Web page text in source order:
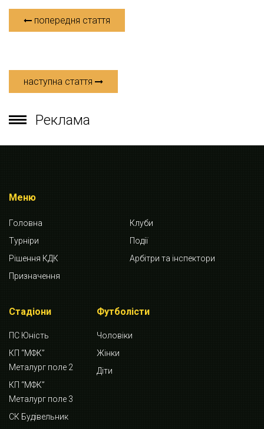
попередня стаття
наступна стаття
Реклама
Меню
Головна
Клуби
Турніри
Події
Рішення КДК
Арбітри та інспектори
Призначення
Стадіони
ПС Юність
КП “МФК”
Металург поле 2
КП “МФК”
Металург поле 3
СК Будівельник
Футболісти
Чоловіки
Жінки
Діти